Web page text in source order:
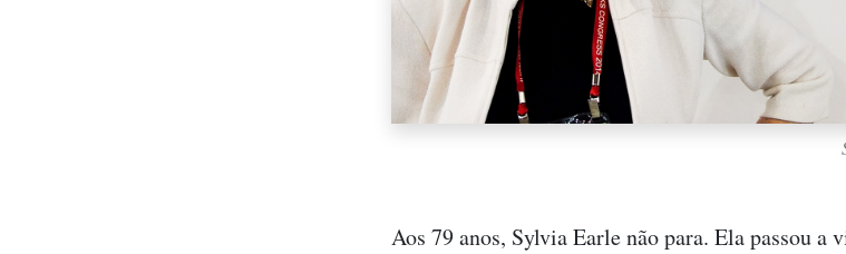
Aos 79 anos, Sylvia Earle não para. Ela passou a